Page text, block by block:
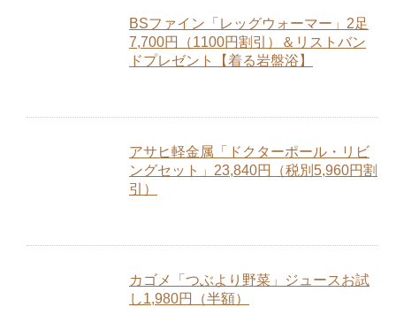
BSファイン「レッグウォーマー」2足
7,700円（1100円割引）＆リストバン
ドプレゼント【着る岩盤浴】
アサヒ軽金属「ドクターポール・リビ
ングセット」23,840円（税別5,960円割
引）
カゴメ「つぶより野菜」ジュースお試
し1,980円（半額）